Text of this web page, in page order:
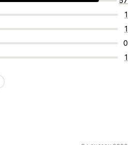
1
1
0
1